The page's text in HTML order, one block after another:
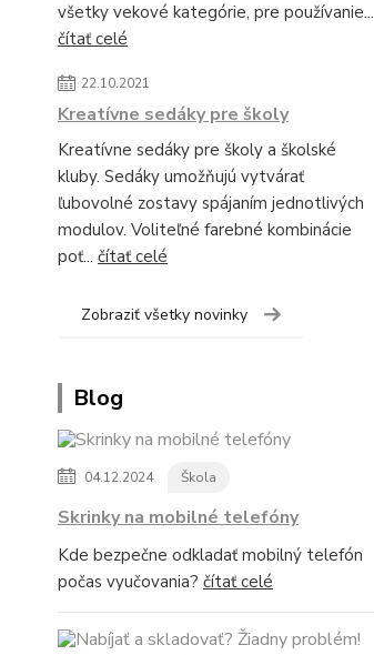
všetky vekové kategórie, pre používanie...
čítať celé
22.10.2021
Kreatívne sedáky pre školy
Kreatívne sedáky pre školy a školské
kluby. Sedáky umožňujú vytvárať
ľubovolné zostavy spájaním jednotlivých
modulov. Voliteľné farebné kombinácie
poť... čítať celé
Zobraziť všetky novinky
Blog
04.12.2024 Škola
Skrinky na mobilné telefóny
Kde bezpečne odkladať mobilný telefón
počas vyučovania? čítať celé